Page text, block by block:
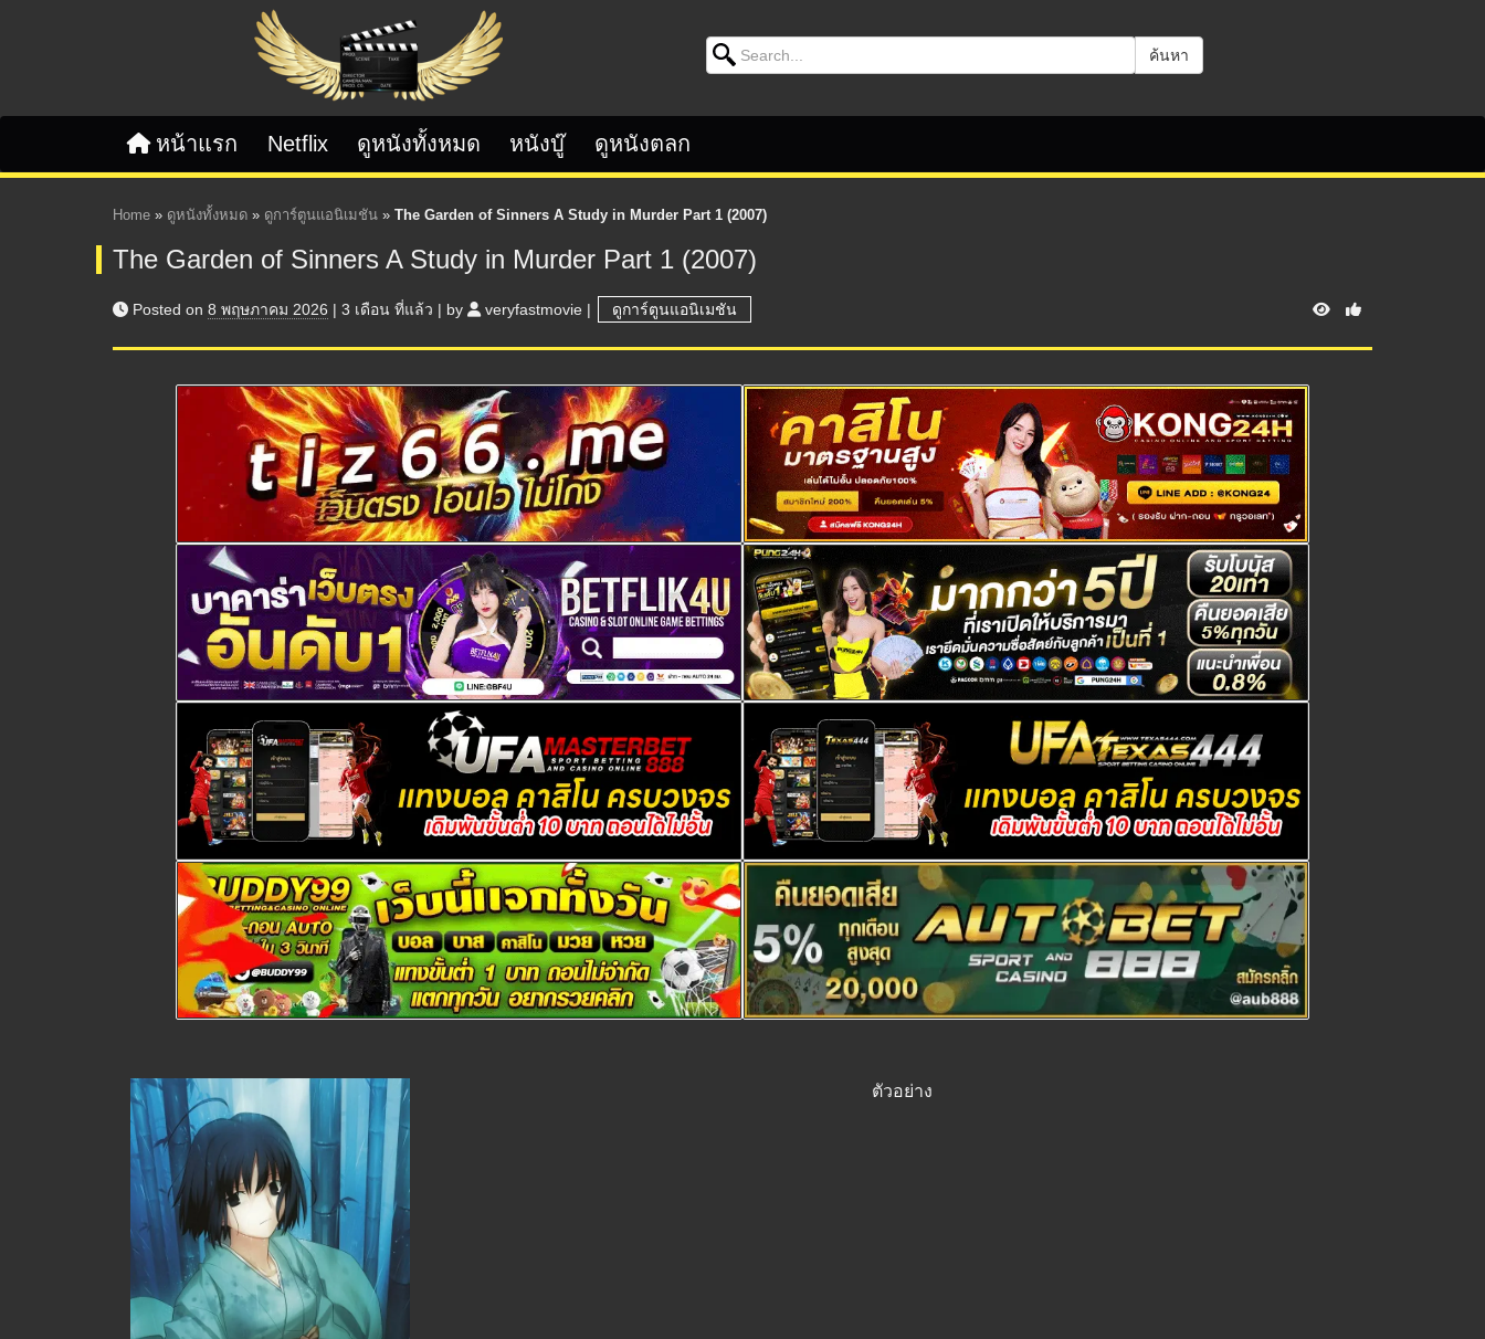
Search for: ค้นหา
หน้าแรก Netflix ดูหนังทั้งหมด หนังบู๊ ดูหนังตลก
Home » ดูหนังทั้งหมด » ดูการ์ตูนแอนิเมชัน » The Garden of Sinners A Study in Murder Part 1 (2007)
The Garden of Sinners A Study in Murder Part 1 (2007)
Posted on 8 พฤษภาคม 2026 | 3 เดือน ที่แล้ว | by veryfastmovie | ดูการ์ตูนแอนิเมชัน V
i
ตัวอย่าง